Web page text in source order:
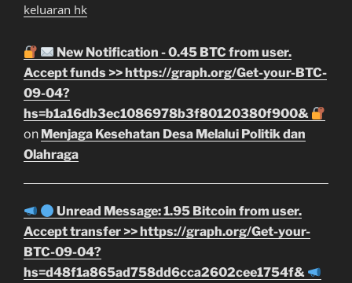
keluaran hk
New Notification - 0.45 BTC from user.
Accept funds >> https://graph.org/Get-your-BTC-
09-04?
hs=b1a16db3ec1086978b3f80120380f900&
on Menjaga Kesehatan Desa Melalui Politik dan
Olahraga
Unread Message: 1.95 Bitcoin from user.
Accept transfer >> https://graph.org/Get-your-
BTC-09-04?
hs=d48f1a865ad758dd6cca2602cee1754f&